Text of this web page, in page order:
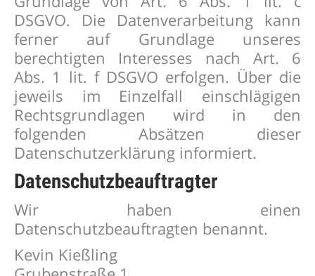
DSGVO. Die Datenverarbeitung kann
ferner auf Grundlage unseres
berechtigten Interesses nach Art. 6
Abs. 1 lit. f DSGVO erfolgen. Über die
jeweils im Einzelfall einschlägigen
Rechtsgrundlagen wird in den
folgenden Absätzen dieser
Datenschutzerklärung informiert.
Datenschutz­beauftragter
Wir haben einen
Datenschutzbeauftragten benannt.
Kevin Kießling